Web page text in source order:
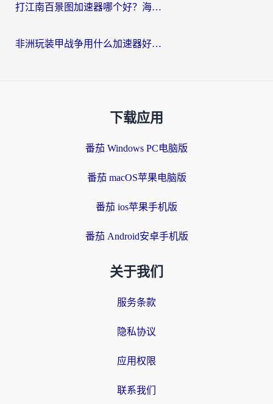
打江南百景图加速器哪个好？海外党踩坑N次后，终于找到不卡的秘诀
非洲玩装甲战争用什么加速器好？海外党亲测有效的国服游戏加速方案
下载应用
番茄 Windows PC电脑版
番茄 macOS苹果电脑版
番茄 ios苹果手机版
番茄 Android安卓手机版
关于我们
服务条款
隐私协议
应用权限
联系我们